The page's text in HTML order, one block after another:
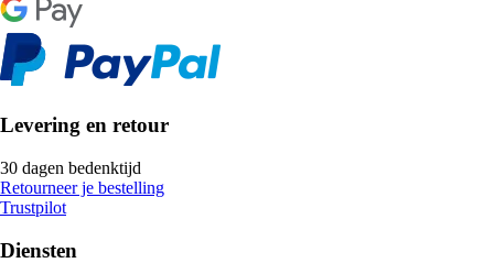
Levering en retour
30 dagen bedenktijd
Retourneer je bestelling
Trustpilot
Diensten